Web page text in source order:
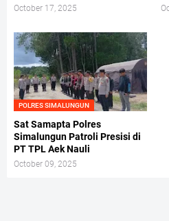
October 17, 2025
POLRES SIMALUNGUN
Sat Samapta Polres
Simalungun Patroli Presisi di
PT TPL Aek Nauli
October 09, 2025